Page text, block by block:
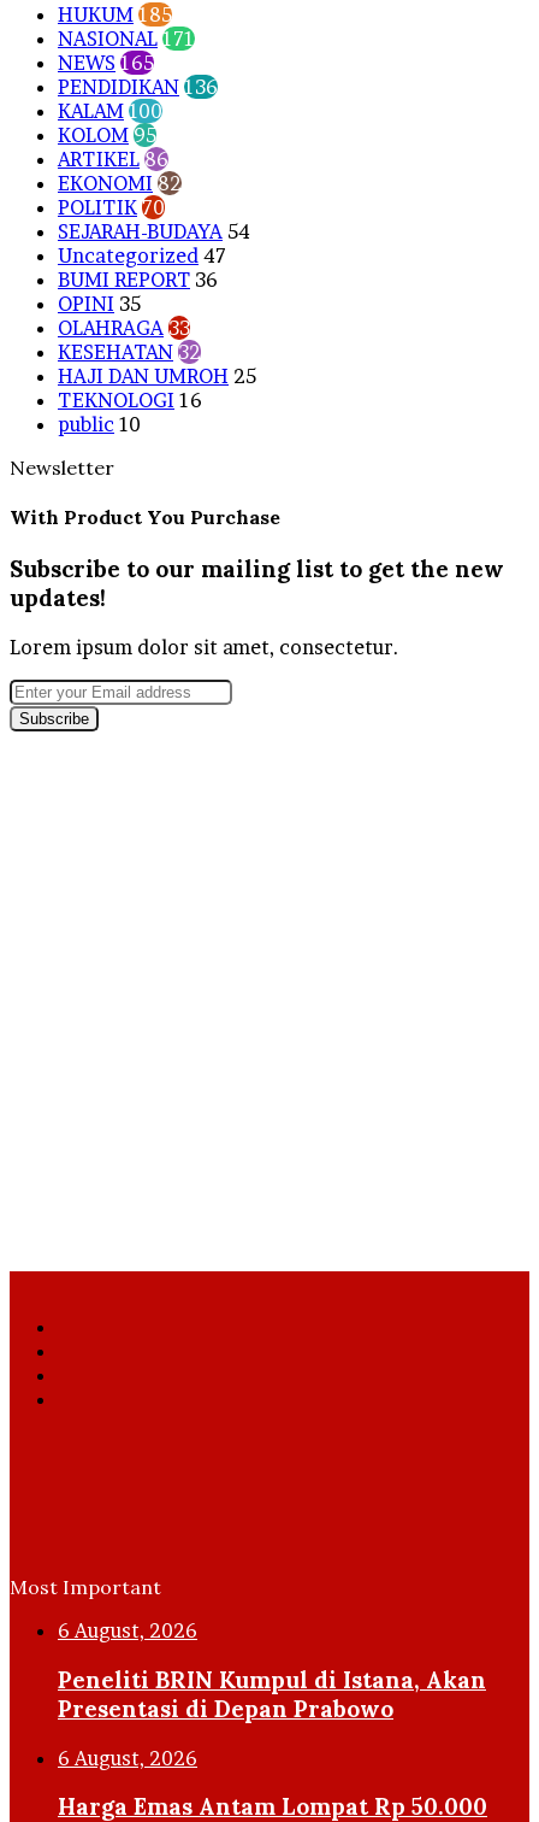
HUKUM 185
NASIONAL 171
NEWS 165
PENDIDIKAN 136
KALAM 100
KOLOM 95
ARTIKEL 86
EKONOMI 82
POLITIK 70
SEJARAH-BUDAYA 54
Uncategorized 47
BUMI REPORT 36
OPINI 35
OLAHRAGA 33
KESEHATAN 32
HAJI DAN UMROH 25
TEKNOLOGI 16
public 10
Newsletter
With Product You Purchase
Subscribe to our mailing list to get the new
updates!
Lorem ipsum dolor sit amet, consectetur.
Enter
your
Email
Most Important
6 August, 2026
Peneliti BRIN Kumpul di Istana, Akan
Presentasi di Depan Prabowo
6 August, 2026
Harga Emas Antam Lompat Rp 50.000